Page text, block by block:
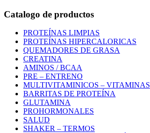
Catalogo de productos
PROTEÍNAS LIMPIAS
PROTEÍNAS HIPERCALORICAS
QUEMADORES DE GRASA
CREATINA
AMINOS / BCAA
PRE – ENTRENO
MULTIVITAMINICOS – VITAMINAS
BARRITAS DE PROTEÍNA
GLUTAMINA
PROHORMONALES
SALUD
SHAKER – TERMOS